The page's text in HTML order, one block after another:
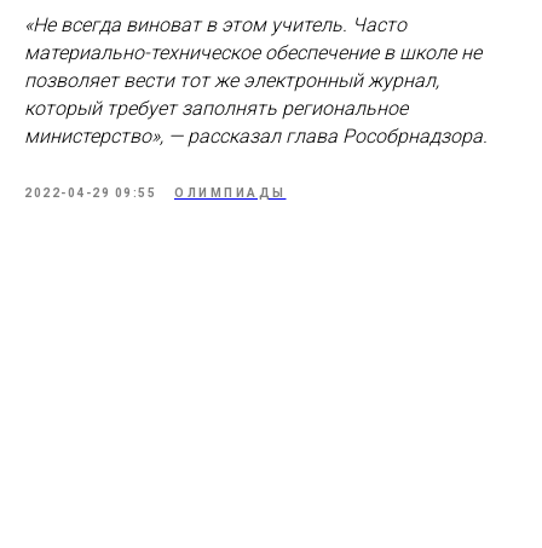
«Не всегда виноват в этом учитель. Часто
материально-техническое обеспечение в школе не
позволяет вести тот же электронный журнал,
который требует заполнять региональное
министерство», — рассказал глава Рособрнадзора.
2022-04-29 09:55 ОЛИМПИАДЫ